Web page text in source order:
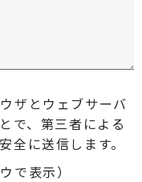
ザとウェブサーバ
で、第三者による
全に送信します。
で表示）